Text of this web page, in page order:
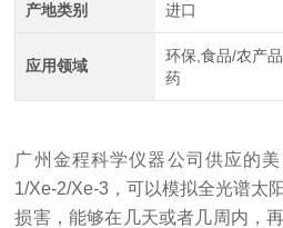
产地类别 进口
应用领域
环保,食品/农产
药
广州金程科学仪器公司供应的美
1/Xe-2/Xe-3，可以模拟全光谱太
损害，能够在几天或者几周内，